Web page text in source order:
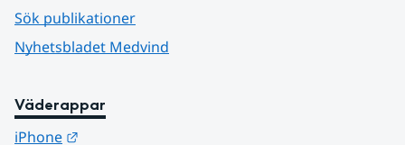
Sök publikationer
Nyhetsbladet Medvind
Väderappar
iPhone